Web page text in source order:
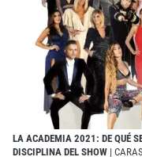
LA ACADEMIA 2021: DE QUÉ
DISCIPLINA DEL SHOW |